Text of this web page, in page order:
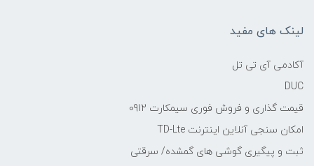
لینک های مفید
آکادمی آی تی تل
DUC
قیمت گذاری و فروش فوری سیمکارت 0912
امکان سنجی آنلاین اینترنت TD-Lte
ثبت و پیگیری گوشی های گمشده/ سرقتی